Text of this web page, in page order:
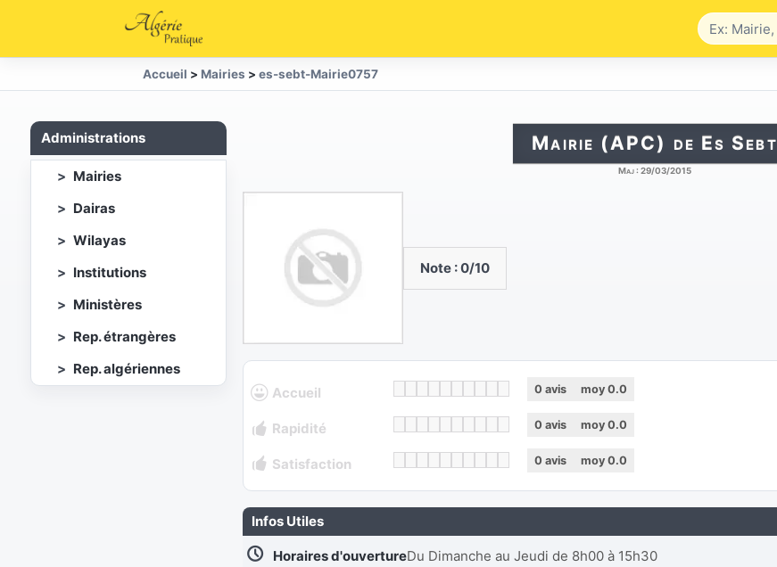
Accueil > Mairies > es-sebt-Mairie0757
Administrations
Mairies
Dairas
Wilayas
Institutions
Ministères
Rep. étrangères
Rep. algériennes
Mairie (APC) de Es Sebt
Maj : 29/03/2015
Note :0/10
Accueil 0 avis moy 0.0
Rapidité 0 avis moy 0.0
Satisfaction 0 avis moy 0.0
Infos Utiles
Horaires d'ouvertureDu Dimanche au Jeudi de 8h00 à 15h30